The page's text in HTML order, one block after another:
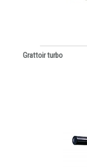
Grattoir turbo